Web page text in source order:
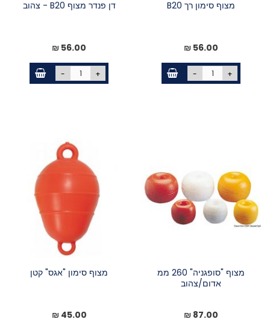
מצוף סימון רך B20
56.00 ₪
- +
דן פנדר מצוף B20 - צהוב
56.00 ₪
- +
מצוף "סופגניה" 260 ממ
אדום/צהוב
87.00 ₪
מצוף סימון "אגס" קטן
45.00 ₪